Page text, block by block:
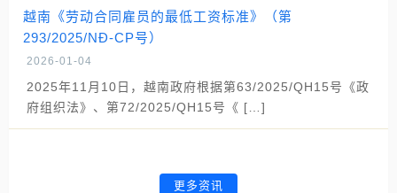
越南《劳动合同雇员的最低工资标准》（第
293/2025/NĐ-CP号）
2026-01-04
2025年11月10日，越南政府根据第63/2025/QH15号《政
府组织法》、第72/2025/QH15号《 […]
更多资讯